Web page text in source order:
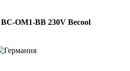
OM1-BB 230V Becool